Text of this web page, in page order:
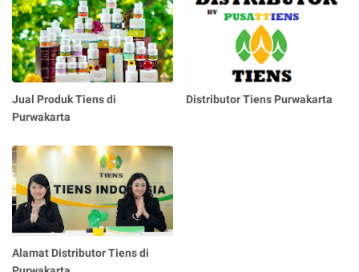
Jual Produk Tiens di
Purwakarta
Distributor Tiens Purwakarta
Alamat Distributor Tiens di